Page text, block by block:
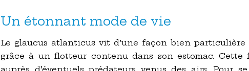
Un étonnant mode de vie
Le glaucus atlanticus vit d’une façon bien
grâce à un flotteur contenu dans son estomac.